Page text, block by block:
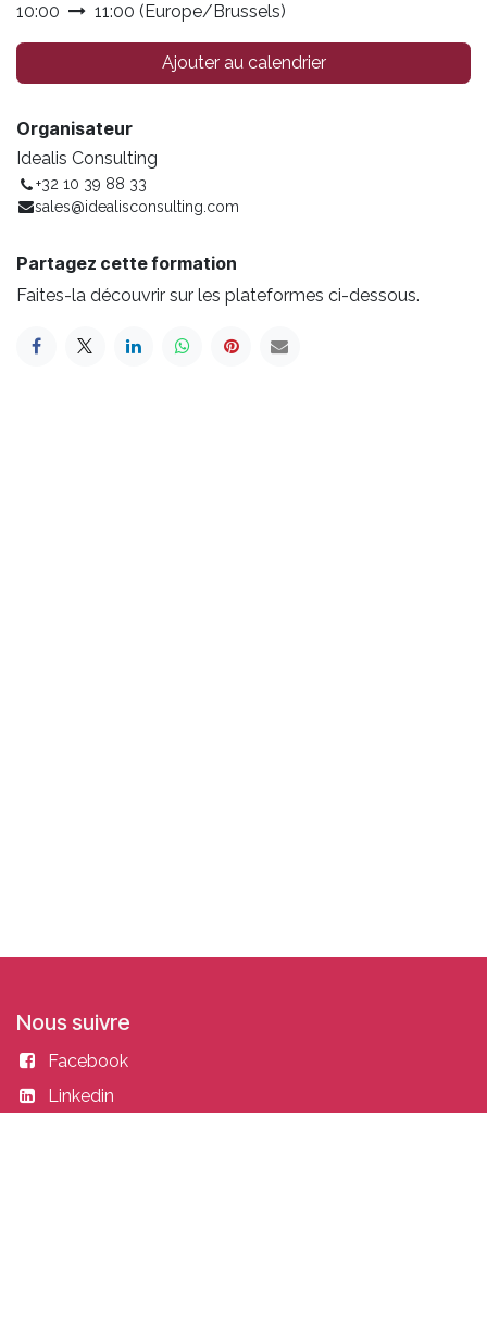
10:00 11:00 (Europe/Brussels)
Ajouter au calendrier
Organisateur
Idealis Consulting
+32 10 39 88 33
sales@idealisconsulting.com
Partagez cette formation
Faites-la découvrir sur les plateformes ci-dessous.
Nous suivre
Facebook
Linkedin